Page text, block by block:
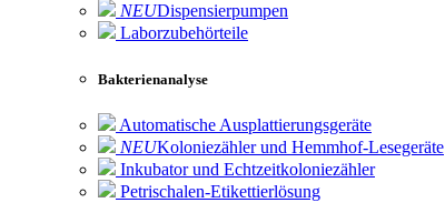
NEUDispensierpumpen
Laborzubehörteile
Bakterienanalyse
Automatische Ausplattierungsgeräte
NEUKoloniezähler und Hemmhof-Lesegeräte
Inkubator und Echtzeitkoloniezähler
Petrischalen-Etikettierlösung